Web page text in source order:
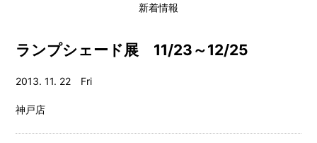
新着情報
ランプシェード展 11/23～12/25
2013. 11. 22 Fri
神戸店